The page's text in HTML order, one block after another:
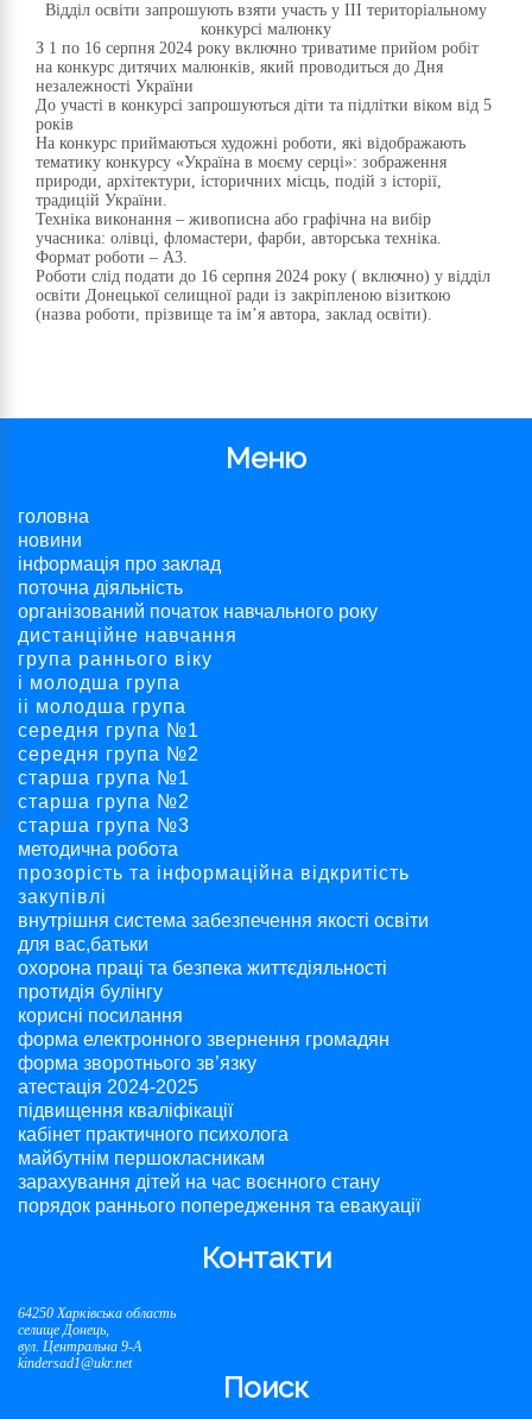
Відділ освіти запрошують взяти участь у ІІІ територіальному
конкурсі малюнку
З 1 по 16 серпня 2024 року включно триватиме прийом робіт
на конкурс дитячих малюнків, який проводиться до Дня
незалежності України
До участі в конкурсі запрошуються діти та підлітки віком від 5
років
На конкурс приймаються художні роботи, які відображають
тематику конкурсу «Україна в моєму серці»: зображення
природи, архітектури, історичних місць, подій з історії,
традицій України.
Техніка виконання – живописна або графічна на вибір
учасника: олівці, фломастери, фарби, авторська техніка.
Формат роботи – А3.
Роботи слід подати до 16 серпня 2024 року ( включно) у відділ
освіти Донецької селищної ради із закріпленою візиткою
(назва роботи, прізвище та ім’я автора, заклад освіти).
Меню
головна
новини
інформація про заклад
поточна діяльність
організований початок навчального року
дистанційне навчання
група раннього віку
і молодша група
ii молодша група
середня група №1
середня група №2
старша група №1
старша група №2
старша група №3
методична робота
прозорість та інформаційна відкритість
закупівлі
внутрішня система забезпечення якості освіти
для вас,батьки
охорона праці та безпека життєдіяльності
протидія булінгу
корисні посилання
форма електронного звернення громадян
форма зворотнього зв’язку
атестація 2024-2025
підвищення кваліфікації
кабінет практичного психолога
майбутнім першокласникам
зарахування дітей на час воєнного стану
порядок раннього попередження та евакуації
Контакти
64250 Харківська область
селище Донець,
вул. Центральна 9-А
kindersad1@ukr.net
Поиск